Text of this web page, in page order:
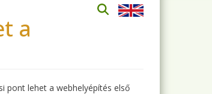
a
pont lehet a webhelyépítés első